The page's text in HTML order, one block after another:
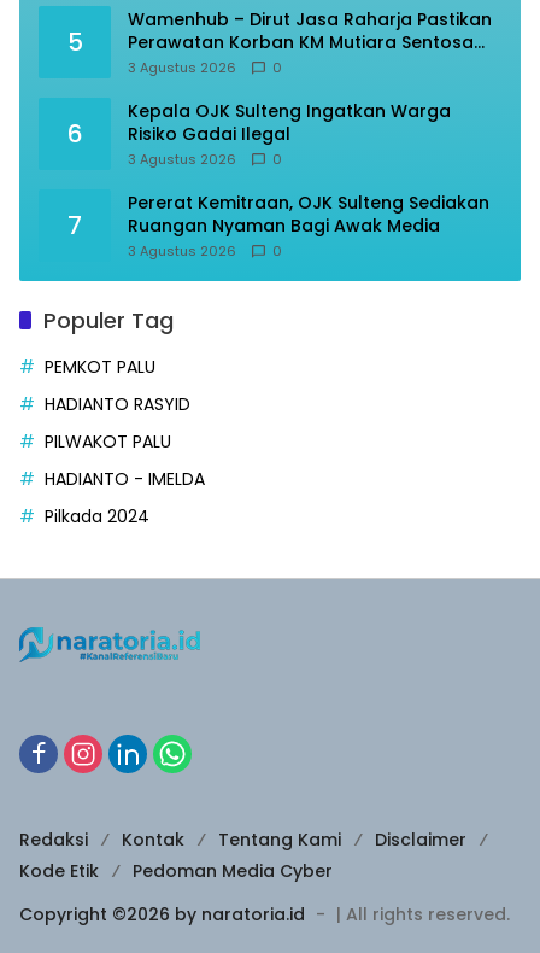
5
Wamenhub – Dirut Jasa Raharja Pastikan
Perawatan Korban KM Mutiara Sentosa
Optimal
3 Agustus 2026 0
6
Kepala OJK Sulteng Ingatkan Warga
Risiko Gadai Ilegal
3 Agustus 2026 0
7
Pererat Kemitraan, OJK Sulteng Sediakan
Ruangan Nyaman Bagi Awak Media
3 Agustus 2026 0
Populer Tag
PEMKOT PALU
HADIANTO RASYID
PILWAKOT PALU
HADIANTO - IMELDA
Pilkada 2024
Redaksi Kontak Tentang Kami
Disclaimer
Kode Etik
Pedoman Media Cyber
Copyright ©2026 by naratoria.id - | All rights reserved.